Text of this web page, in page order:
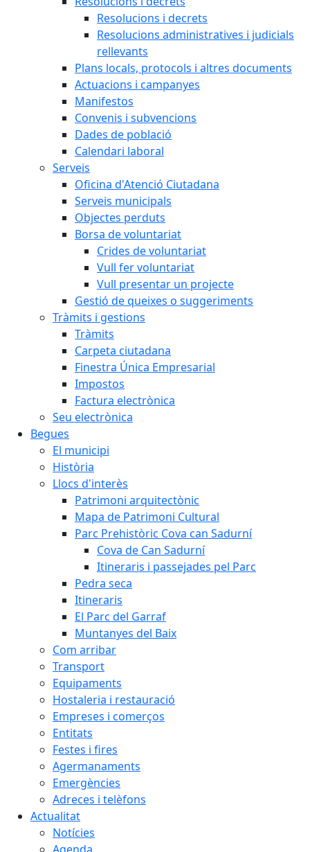
Resolucions i decrets
Resolucions administratives i judicials
rellevants
Plans locals, protocols i altres documents
Actuacions i campanyes
Manifestos
Convenis i subvencions
Dades de població
Calendari laboral
Serveis
Oficina d'Atenció Ciutadana
Serveis municipals
Objectes perduts
Borsa de voluntariat
Crides de voluntariat
Vull fer voluntariat
Vull presentar un projecte
Gestió de queixes o suggeriments
Tràmits i gestions
Tràmits
Carpeta ciutadana
Finestra Única Empresarial
Impostos
Factura electrònica
Seu electrònica
Begues
El municipi
Història
Llocs d'interès
Patrimoni arquitectònic
Mapa de Patrimoni Cultural
Parc Prehistòric Cova can Sadurní
Cova de Can Sadurní
Itineraris i passejades pel Parc
Pedra seca
Itineraris
El Parc del Garraf
Muntanyes del Baix
Com arribar
Transport
Equipaments
Hostaleria i restauració
Empreses i comerços
Entitats
Festes i fires
Agermanaments
Emergències
Adreces i telèfons
Actualitat
Notícies